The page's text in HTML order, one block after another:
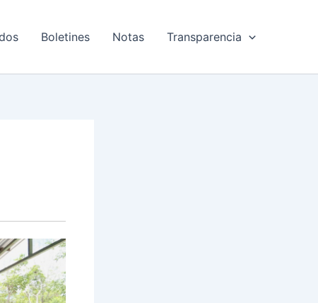
Boletines Notas Transparencia